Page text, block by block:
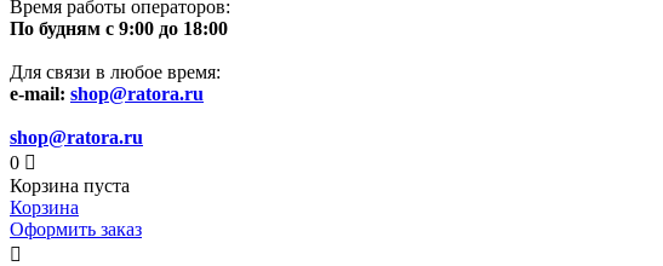
Время работы операторов:
По будням с 9:00 до 18:00
Для связи в любое время:
e-mail: shop@ratora.ru
shop@ratora.ru
0 
Корзина пуста
Корзина
Оформить заказ
